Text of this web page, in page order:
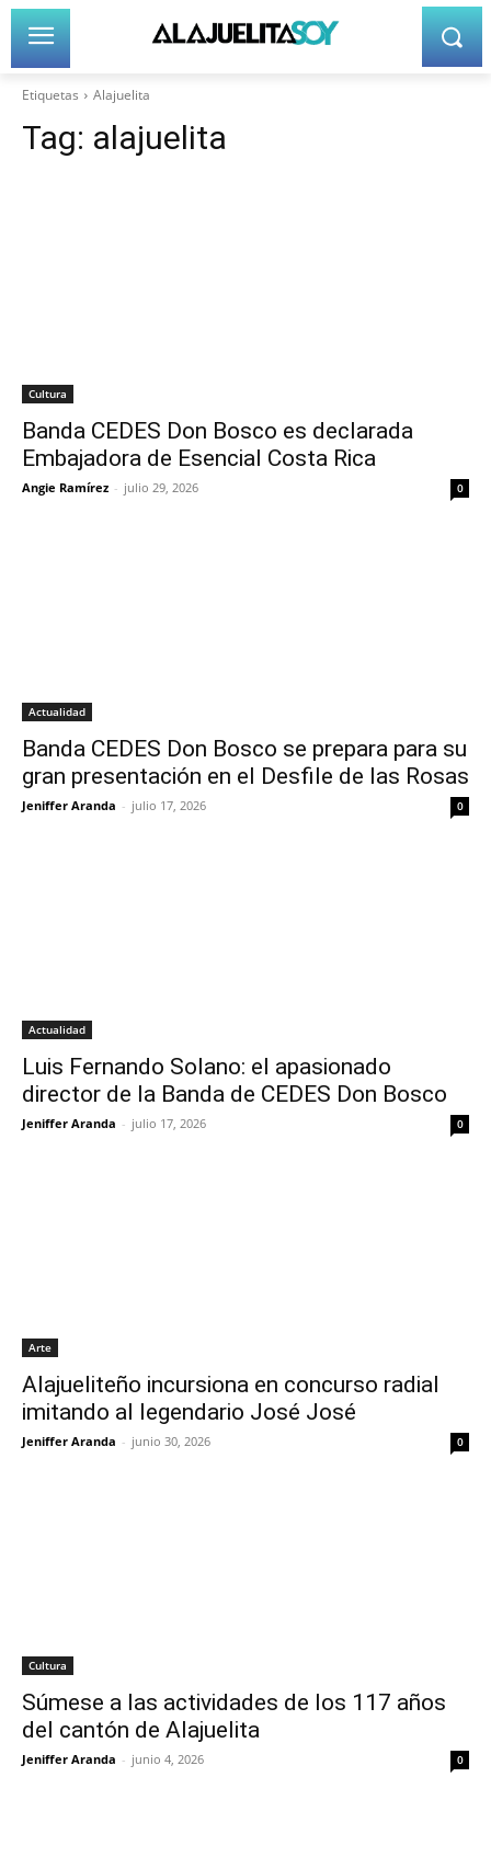
Etiquetas Alajuelita
Tag: alajuelita
Cultura
Banda CEDES Don Bosco es declarada
Embajadora de Esencial Costa Rica
Angie Ramírez - julio 29, 2026 0
Actualidad
Banda CEDES Don Bosco se prepara para su
gran presentación en el Desfile de las Rosas
Jeniffer Aranda - julio 17, 2026 0
Actualidad
Luis Fernando Solano: el apasionado
director de la Banda de CEDES Don Bosco
Jeniffer Aranda - julio 17, 2026 0
Arte
Alajueliteño incursiona en concurso radial
imitando al legendario José José
Jeniffer Aranda - junio 30, 2026 0
Cultura
Súmese a las actividades de los 117 años
del cantón de Alajuelita
Jeniffer Aranda - junio 4, 2026 0